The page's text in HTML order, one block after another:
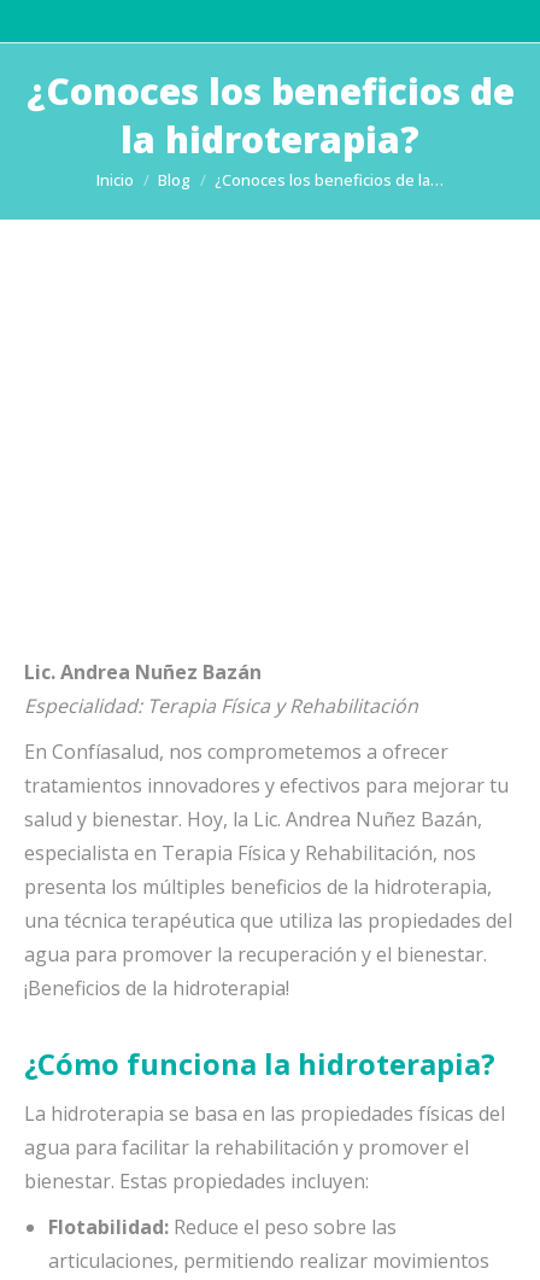
¿Conoces los beneficios de
la hidroterapia?
Estás aquí:
Inicio Blog ¿Conoces los beneficios de la…
Lic. Andrea Nuñez Bazán
Especialidad: Terapia Física y Rehabilitación
En Confíasalud, nos comprometemos a ofrecer
tratamientos innovadores y efectivos para mejorar tu
salud y bienestar. Hoy, la Lic. Andrea Nuñez Bazán,
especialista en Terapia Física y Rehabilitación, nos
presenta los múltiples beneficios de la hidroterapia,
una técnica terapéutica que utiliza las propiedades del
agua para promover la recuperación y el bienestar.
¡Beneficios de la hidroterapia!
¿Cómo funciona la hidroterapia?
La hidroterapia se basa en las propiedades físicas del
agua para facilitar la rehabilitación y promover el
bienestar. Estas propiedades incluyen:
Flotabilidad: Reduce el peso sobre las
articulaciones, permitiendo realizar movimientos